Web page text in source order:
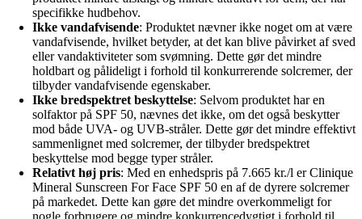
specifikke hudbehov.
Ikke vandafvisende: Produktet nævner ikke noget om at være
vandafvisende, hvilket betyder, at det kan blive påvirket af sved
eller vandaktiviteter som svømning. Dette gør det mindre
holdbart og pålideligt i forhold til konkurrerende solcremer, der
tilbyder vandafvisende egenskaber.
Ikke bredspektret beskyttelse: Selvom produktet har en
solfaktor på SPF 50, nævnes det ikke, om det også beskytter
mod både UVA- og UVB-stråler. Dette gør det mindre effektivt
sammenlignet med solcremer, der tilbyder bredspektret
beskyttelse mod begge typer stråler.
Relativt høj pris: Med en enhedspris på 7.665 kr./l er Clinique
Mineral Sunscreen For Face SPF 50 en af ​​de dyrere solcremer
på markedet. Dette kan gøre det mindre overkommeligt for
nogle forbrugere og mindre konkurrencedygtigt i forhold til